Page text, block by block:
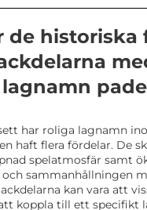
de historiska
har roliga lagnamn
haft flera fördelar. De
spelatmosfär samt
och sammanhållningen
kan vara att
koppla till ett specifikt